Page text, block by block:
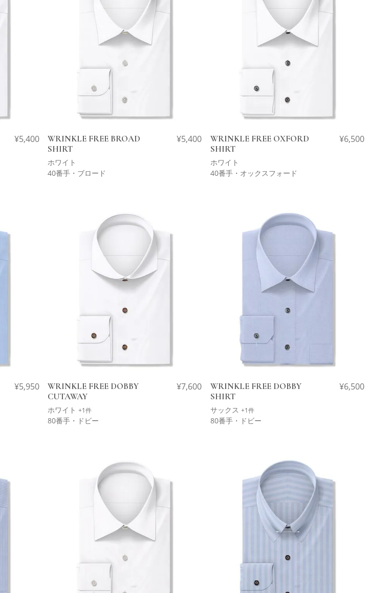
¥5,400
WRINKLE FREE BROAD
SHIRT
ホワイト
¥5,400
40番手・ブロード
WRINKLE FREE OXFORD
SHIRT
ホワイト
¥6,500
40番手・オックスフォード
¥5,950
WRINKLE FREE DOBBY
CUTAWAY
ホワイト +1件
¥7,600
80番手・ドビー
WRINKLE FREE DOBBY
SHIRT
サックス +1件
¥6,500
80番手・ドビー